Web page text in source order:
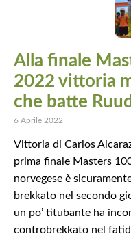
Alla finale
2022 vittoria
che batte
6 Aprile 2022
Vittoria di Carlos
prima finale Masters
norvegese è
brekkato nel secondo
un po’ titubante ha
controbrekkato nel